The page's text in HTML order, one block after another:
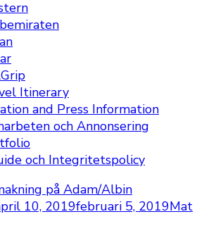
Itinerary
and Press Information
och Annonsering
och Integritetspolicy
på Adam/Albin
10, 2019februari 5, 2019Mat